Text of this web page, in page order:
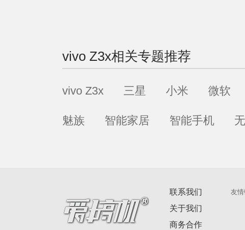
vivo Z3x相关专题推荐
vivo Z3x 三星 小米 微软
魅族 智能家居 智能手机
联系我们
关于我们
商务合作
友情